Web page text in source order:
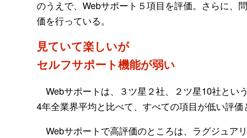
のうえで、Webサポート５項目を評価。さらに、
価を行っている。
見ていて楽しいが
セルフサポート機能が弱い
Webサポートは、３ツ星２社、２ツ星10社とい
4年全業界平均と比べて、すべての項目が低い評価
Webサポートで高評価のところは、ラグジュア